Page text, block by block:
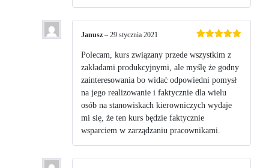
na 5
Janusz – 29 stycznia 2021
Polecam, kurs związany przede wszystkim z
zakładami produkcyjnymi, ale myślę że godny
zainteresowania bo widać odpowiedni pomysł
na jego realizowanie i faktycznie dla wielu
osób na stanowiskach kierowniczych wydaje
mi się, że ten kurs będzie faktycznie
wsparciem w zarządzaniu pracownikami.